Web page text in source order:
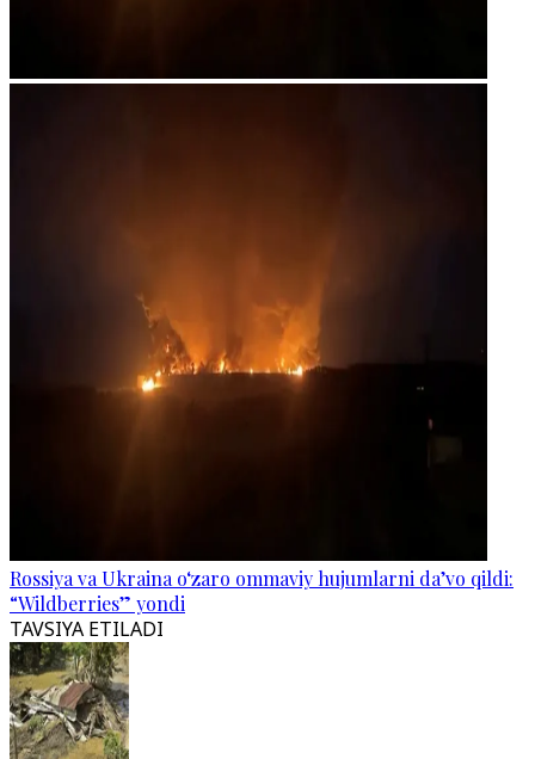
Rossiya va Ukraina o‘zaro ommaviy hujumlarni da’vo qildi:
“Wildberries” yondi
TAVSIYA ETILADI